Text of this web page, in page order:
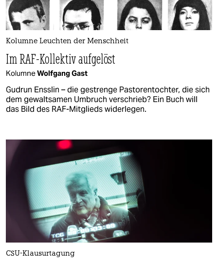
Kolumne Leuchten der Menschheit
Im RAF-Kollektiv aufgelöst
KolumneWolfgang Gast
Gudrun Ensslin – die gestrenge Pastorentochter, die sich
dem gewaltsamen Umbruch verschrieb? Ein Buch will
das Bild des RAF-Mitglieds widerlegen.
CSU-Klausurtagung